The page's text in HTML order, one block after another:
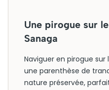
Une pirogue sur
Sanaga
Naviguer en pirogue
une parenthèse de
nature préservée,